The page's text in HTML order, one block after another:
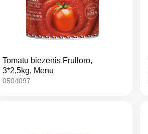
Tomātu biezenis Frulloro,
3*2,5kg, Menu
0504097